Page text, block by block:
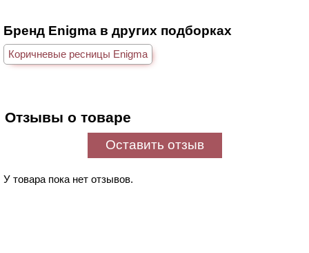
Бренд Enigma в других подборках
Коричневые ресницы Enigma
Отзывы о товаре
Оставить отзыв
У товара пока нет отзывов.